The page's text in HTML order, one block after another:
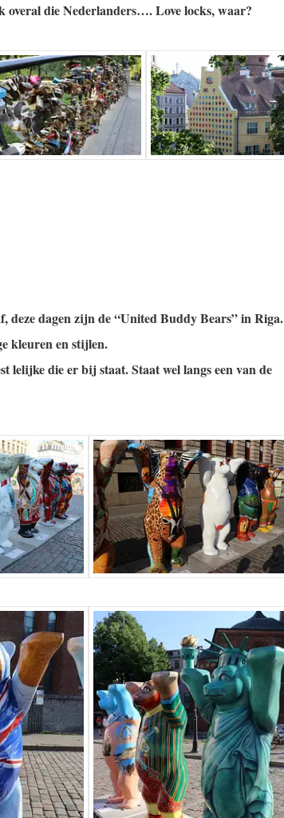
overal die Nederlanders….Love locks, waar?
deze dagen zijn de “United Buddy Bears” in Riga.
kleuren en stijlen.
lelijke die er bij staat.Staat wel langs een van de